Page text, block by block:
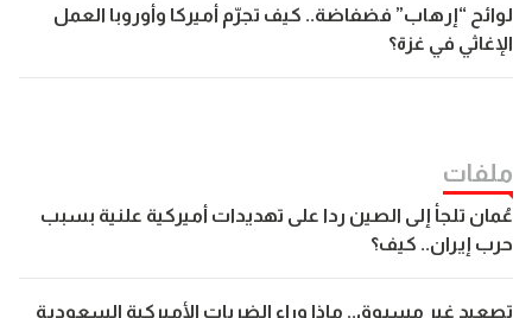
لوائح “إرهاب” فضفاضة.. كيف تجرّم أميركا وأوروبا العمل
الإغاثي في غزة؟
ملفات
عُمان تلجأ إلى الصين ردا على تهديدات أميركية علنية بسبب
حرب إيران.. كيف؟
تصعيد غير مسبوق.. ماذا وراء الضربات الأميركية السعودية